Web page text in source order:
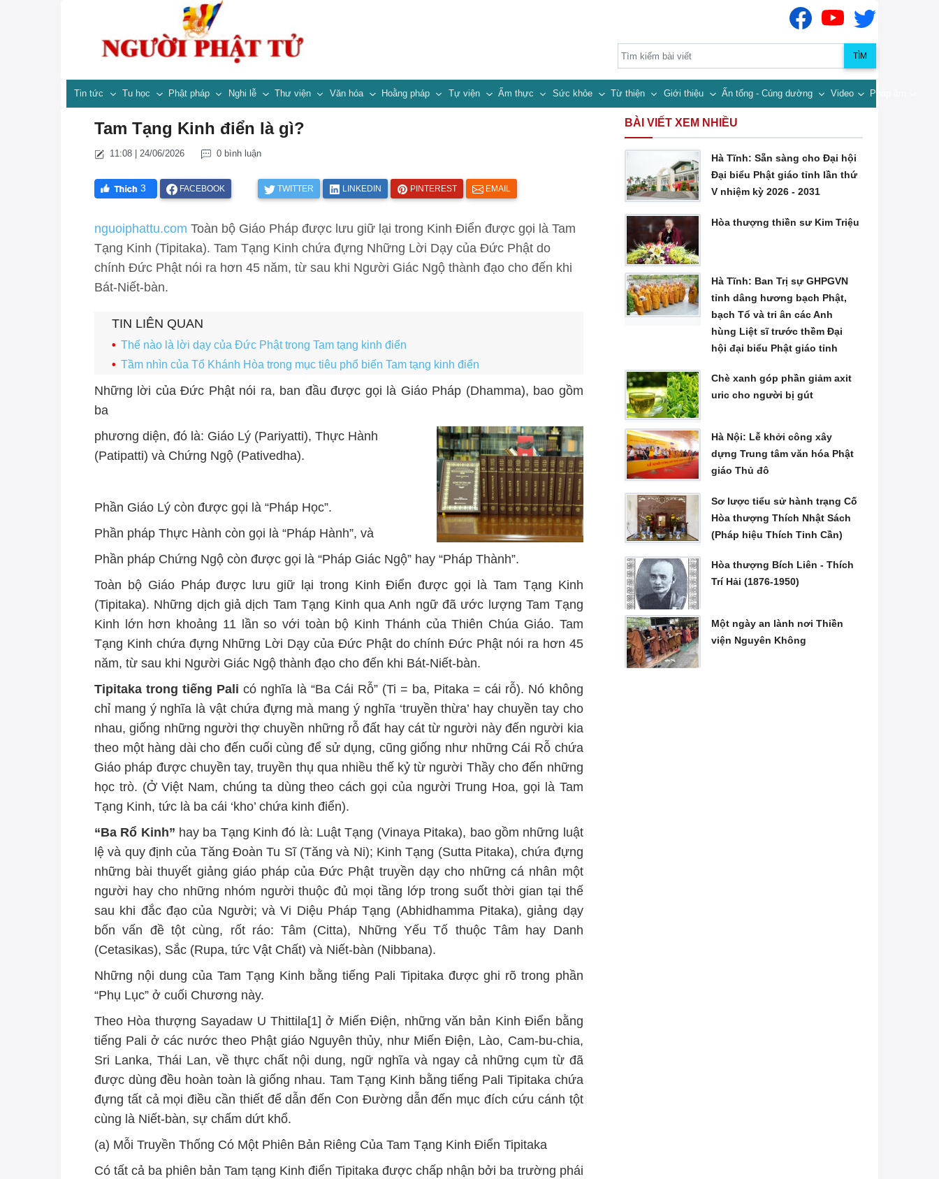
TÌM
Tin tức Tu học Phật pháp Nghi lễ Thư viện Văn hóa Hoằng pháp Tự viện Ẩm thực Sức khỏe Từ thiện Giới thiệu Ấn tống - Cúng dường Video Pháp âm
Tam Tạng Kinh điển là gì?
11:08 | 24/06/2026 0 bình luận
3 FACEBOOK TWITTER LINKEDIN PINTEREST EMAIL
nguoiphattu.com Toàn bộ Giáo Pháp được lưu giữ lại trong Kinh Điển được gọi là Tam
Tạng Kinh (Tipitaka). Tam Tạng Kinh chứa đựng Những Lời Dạy của Đức Phật do
chính Đức Phật nói ra hơn 45 năm, từ sau khi Người Giác Ngộ thành đạo cho đến khi
Bát-Niết-bàn.
TIN LIÊN QUAN
Thế nào là lời dạy của Đức Phật trong Tam tạng kinh điển
Tầm nhìn của Tổ Khánh Hòa trong mục tiêu phổ biến Tam tạng kinh điển
Những lời của Đức Phật nói ra, ban đầu được gọi là Giáo Pháp (Dhamma), bao gồm
ba
phương diện, đó là: Giáo Lý (Pariyatti), Thực Hành
(Patipatti) và Chứng Ngộ (Pativedha).
Phần Giáo Lý còn được gọi là “Pháp Học”.
Phần pháp Thực Hành còn gọi là “Pháp Hành”, và
Phần pháp Chứng Ngộ còn được gọi là “Pháp Giác Ngộ” hay “Pháp Thành”.
Toàn bộ Giáo Pháp được lưu giữ lại trong Kinh Điển được gọi là Tam Tạng Kinh
(Tipitaka). Những dịch giả dịch Tam Tạng Kinh qua Anh ngữ đã ước lượng Tam Tạng
Kinh lớn hơn khoảng 11 lần so với toàn bộ Kinh Thánh của Thiên Chúa Giáo. Tam
Tạng Kinh chứa đựng Những Lời Dạy của Đức Phật do chính Đức Phật nói ra hơn 45
năm, từ sau khi Người Giác Ngộ thành đạo cho đến khi Bát-Niết-bàn.
Tipitaka trong tiếng Pali có nghĩa là “Ba Cái Rỗ” (Ti = ba, Pitaka = cái rỗ). Nó không
chỉ mang ý nghĩa là vật chứa đựng mà mang ý nghĩa ‘truyền thừa’ hay chuyền tay cho
nhau, giống những người thợ chuyền những rỗ đất hay cát từ người này đến người kia
theo một hàng dài cho đến cuối cùng để sử dụng, cũng giống như những Cái Rỗ chứa
Giáo pháp được chuyền tay, truyền thụ qua nhiều thế kỷ từ người Thầy cho đến những
học trò. (Ở Việt Nam, chúng ta dùng theo cách gọi của người Trung Hoa, gọi là Tam
Tạng Kinh, tức là ba cái ‘kho’ chứa kinh điển).
“Ba Rổ Kinh” hay ba Tạng Kinh đó là: Luật Tạng (Vinaya Pitaka), bao gồm những luật
lệ và quy định của Tăng Đoàn Tu Sĩ (Tăng và Ni); Kinh Tạng (Sutta Pitaka), chứa đựng
những bài thuyết giảng giáo pháp của Đức Phật truyền dạy cho những cá nhân một
người hay cho những nhóm người thuộc đủ mọi tầng lớp trong suốt thời gian tại thế
sau khi đắc đạo của Người; và Vi Diệu Pháp Tạng (Abhidhamma Pitaka), giảng dạy
bốn vấn đề tột cùng, rốt ráo: Tâm (Citta), Những Yếu Tố thuộc Tâm hay Danh
(Cetasikas), Sắc (Rupa, tức Vật Chất) và Niết-bàn (Nibbana).
Những nội dung của Tam Tạng Kinh bằng tiếng Pali Tipitaka được ghi rõ trong phần
“Phụ Lục” ở cuối Chương này.
Theo Hòa thượng Sayadaw U Thittila[1] ở Miến Điện, những văn bản Kinh Điển bằng
tiếng Pali ở các nước theo Phật giáo Nguyên thủy, như Miến Điện, Lào, Cam-bu-chia,
Sri Lanka, Thái Lan, về thực chất nội dung, ngữ nghĩa và ngay cả những cụm từ đã
được dùng đều hoàn toàn là giống nhau. Tam Tạng Kinh bằng tiếng Pali Tipitaka chứa
đựng tất cả mọi điều cần thiết để dẫn đến Con Đường dẫn đến mục đích cứu cánh tột
cùng là Niết-bàn, sự chấm dứt khổ.
(a) Mỗi Truyền Thống Có Một Phiên Bản Riêng Của Tam Tạng Kinh Điển Tipitaka
Có tất cả ba phiên bản Tam tạng Kinh điển Tipitaka được chấp nhận bởi ba trường phái
BÀI VIẾT XEM NHIỀU
Hà Tĩnh: Sẵn sàng cho Đại hội
Đại biểu Phật giáo tỉnh lần thứ
V nhiệm kỳ 2026 - 2031
Hòa thượng thiền sư Kim Triệu
Hà Tĩnh: Ban Trị sự GHPGVN
tỉnh dâng hương bạch Phật,
bạch Tổ và tri ân các Anh
hùng Liệt sĩ trước thềm Đại
hội đại biểu Phật giáo tỉnh
Chè xanh góp phần giảm axit
uric cho người bị gút
Hà Nội: Lễ khởi công xây
dựng Trung tâm văn hóa Phật
giáo Thủ đô
Sơ lược tiểu sử hành trạng Cố
Hòa thượng Thích Nhật Sách
(Pháp hiệu Thích Tinh Cần)
Hòa thượng Bích Liên - Thích
Trí Hải (1876-1950)
Một ngày an lành nơi Thiền
viện Nguyên Không